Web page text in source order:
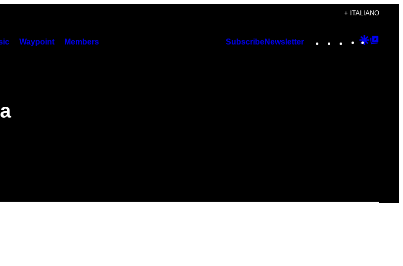
+ ITALIANO
Waypoint Members SubscribeNewsletter Instagram
TikTok
YouTube
Google